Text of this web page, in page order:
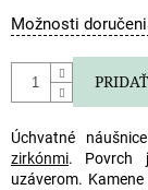
Jednotková
cena:
Možnosti
Úchvatné
zirkónmi. Povrch
uzáverom.